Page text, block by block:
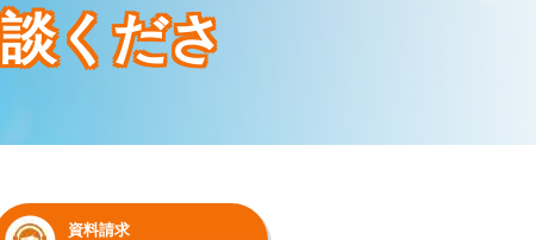
くださ
資料請求